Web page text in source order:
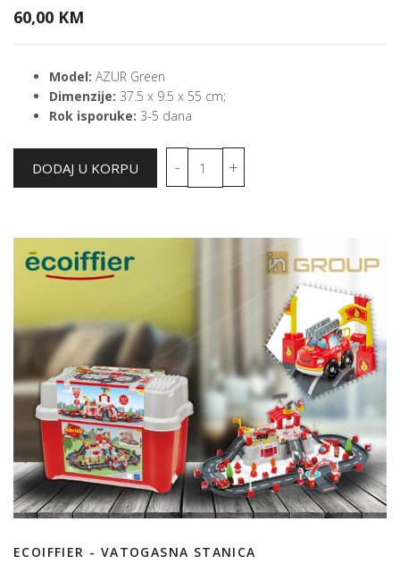
60,00 KM
Model: AZUR Green
Dimenzije: 37.5 x 9.5 x 55 cm;
Rok isporuke: 3-5 dana
ECOIFFIER - VATOGASNA STANICA